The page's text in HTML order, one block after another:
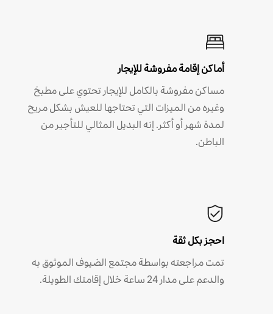
أماكن إقامة مفروشة للإيجار
مساكن مفروشة بالكامل للإيجار تحتوي على مطبخ
وغيره من الميزات التي تحتاجها للعيش بشكل مريح
لمدة شهر أو أكثر. إنه البديل المثالي للتأجير من
الباطن.
احجز بكل ثقة
تمت مراجعته بواسطة مجتمع الضيوف الموثوق به
والدعم على مدار 24 ساعة خلال إقامتك الطويلة.